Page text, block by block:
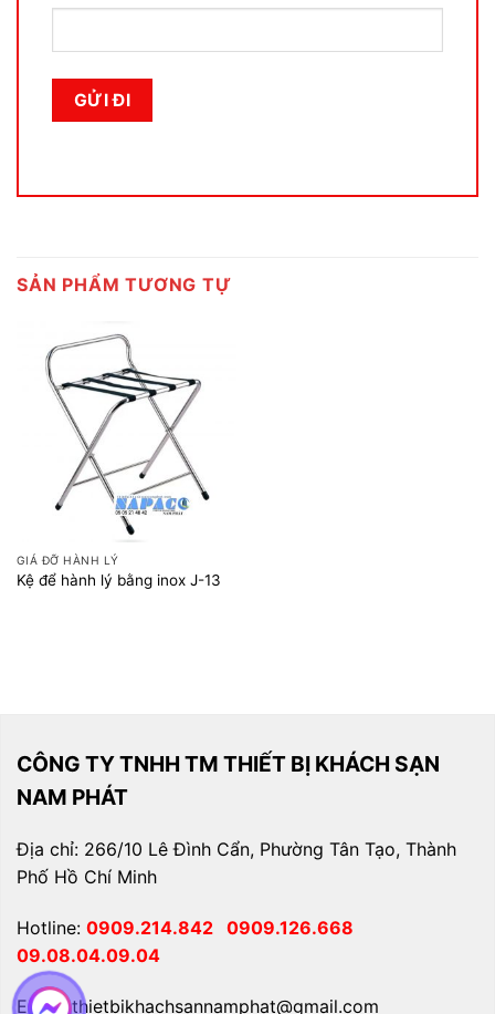
SẢN PHẨM TƯƠNG TỰ
GIÁ ĐỠ HÀNH LÝ
Kệ để hành lý bằng inox J-13
CÔNG TY TNHH TM THIẾT BỊ KHÁCH SẠN
NAM PHÁT
Địa chỉ: 266/10 Lê Đình Cẩn, Phường Tân Tạo, Thành
Phố Hồ Chí Minh
Hotline: 0909.214.842 0909.126.668
09.08.04.09.04
Email: thietbikhachsannamphat@gmail.com